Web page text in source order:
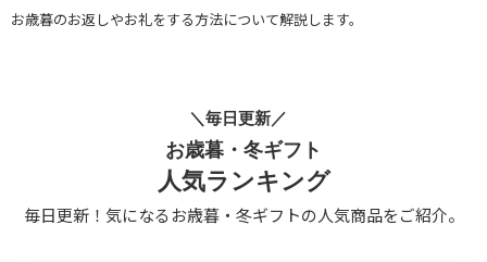
お歳暮のお返しやお礼をする方法について解説します。
＼毎日更新／
お歳暮・冬ギフト
人気ランキング
毎日更新！気になるお歳暮・冬ギフトの人気商品をご紹介。